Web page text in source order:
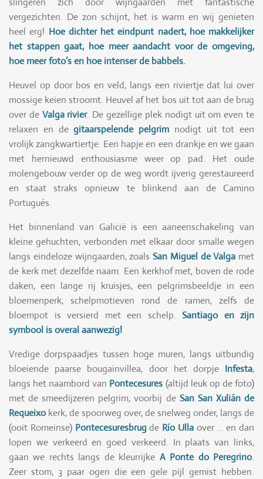
vergezichten. De zon schijnt, het is warm en wij genieten
heel erg! Hoe dichter het eindpunt nadert, hoe makkelijker
het stappen gaat, hoe meer aandacht voor de omgeving,
hoe meer foto’s en hoe intenser de babbels.
Heuvel op door bos en veld, langs een riviertje dat lui over
mossige keien stroomt. Heuvel af het bos uit tot aan de brug
over de Valga rivier. De gezellige plek nodigt uit om even te
relaxen en degitaarspelende pelgrim nodigt uit tot een
vrolijk zangkwartiertje. Een hapje en een drankje en we gaan
met hernieuwd enthousiasme weer op pad. Het oude
molengebouw verder op de weg wordt ijverig gerestaureerd
en staat straks opnieuw te blinkend aan de Camino
Portugués.
Het binnenland van Galicië is een aaneenschakeling van
kleine gehuchten, verbonden met elkaar door smalle wegen
langs eindeloze wijngaarden, zoals San Miguel de Valga met
de kerk met dezelfde naam. Een kerkhof met, boven de rode
daken, een lange rij kruisjes, een pelgrimsbeeldje in een
bloemenperk, schelpmotieven rond de ramen, zelfs de
bloempot is versierd met een schelp. Santiago en zijn
symbool is overal aanwezig!
Vredige dorpspaadjes tussen hoge muren, langs uitbundig
bloeiende paarse bougainvillea, door het dorpje Infesta,
langs het naambord van Pontecesures (altijd leuk op de foto)
met de smeedijzeren pelgrim, voorbij de San San Xulián de
Requeixokerk, de spoorweg over, de snelweg onder, langs de
(ooit Romeinse) Pontecesuresbrug de Río Ullaover … en dan
lopen we verkeerd en goed verkeerd. In plaats van links,
gaan we rechts langs de kleurrijke A Ponte do Peregrino.
Zeer stom, 3 paar ogen die een gele pijl gemist hebben.